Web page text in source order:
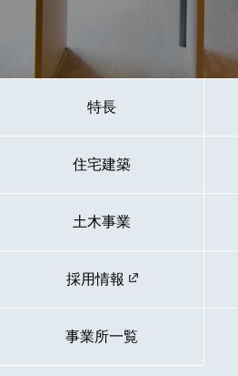
特長
住宅建築
土木事業
採用情報
事業所一覧